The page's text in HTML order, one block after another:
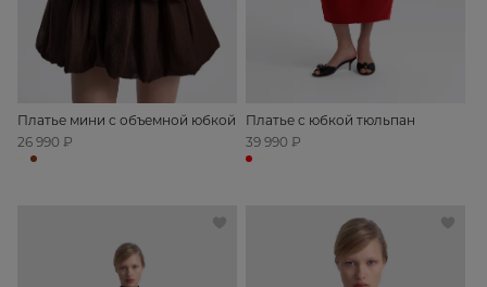
Платье мини с объемной юбкой
26 990 ₽
Платье с юбкой тюльпан
39 990 ₽